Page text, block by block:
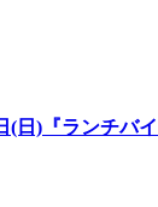
(日)『ランチバ